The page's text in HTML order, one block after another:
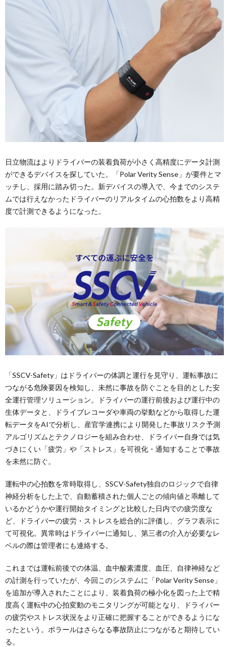
日立物流はよりドライバーの装着負荷が小さく高精度にデータ計測
ができるデバイスを探していた。「Polar Verity Sense」が要件とマ
ッチし、採用に踏み切った。新デバイスの導入で、今までのシステ
ムでは行えなかったドライバーのリアルタイムの心拍数をより高精
度で計測できるようになった。
「SSCV-Safety」はドライバーの体調と運行を見守り、運転事故に
つながる危険要因を検知し、未然に事故を防ぐことを目的とした安
全運行管理ソリューション。ドライバーの運行前後および運行中の
生体データと、ドライブレコーダや車両の挙動などから取得した運
転データをAIで分析し、産官学連携により開発した事故リスク予測
アルゴリズムとテクノロジーを組み合わせ、ドライバー自身では気
づきにくい「疲労」や「ストレス」を可視化・通知することで事故
を未然に防ぐ。
運転中の心拍数を常時取得し、SSCV-Safety独自のロジックで自律
神経分析をした上で、自動蓄積された個人ごとの傾向値と乖離して
いるかどうかや運行開始タイミングと比較した日内での疲労度な
ど、ドライバーの疲労・ストレスを総合的に評価し、グラフ表示に
て可視化。異常時はドライバーに通知し、第三者の介入が必要なレ
ベルの際は管理者にも連絡する。
これまでは運転前後での体温、血中酸素濃度、血圧、自律神経など
の計測を行っていたが、今回このシステムに「Polar Verity Sense」
を追加が導入されたことにより、装着負荷の極小化を図った上で精
度高く運転中の心拍変動のモニタリングが可能となり、ドライバー
の疲労やストレス状況をより正確に把握することができるようにな
ったという。ポラールはさらなる事故防止につながると期待してい
る。